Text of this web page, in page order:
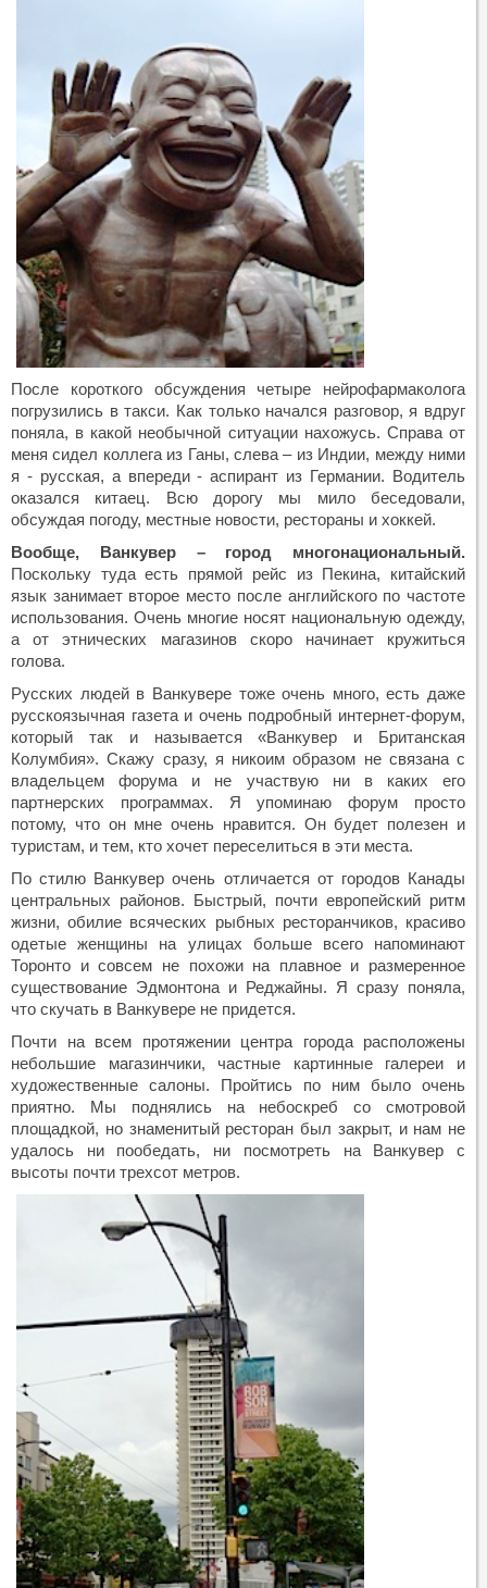
После короткого обсуждения четыре нейрофармаколога
погрузились в такси. Как только начался разговор, я вдруг
поняла, в какой необычной ситуации нахожусь. Справа от
меня сидел коллега из Ганы, слева – из Индии, между ними
я - русская, а впереди - аспирант из Германии. Водитель
оказался китаец. Всю дорогу мы мило беседовали,
обсуждая погоду, местные новости, рестораны и хоккей.
Вообще, Ванкувер – город многонациональный.
Поскольку туда есть прямой рейс из Пекина, китайский
язык занимает второе место после английского по частоте
использования. Очень многие носят национальную одежду,
а от этнических магазинов скоро начинает кружиться
голова.
Русских людей в Ванкувере тоже очень много, есть даже
русскоязычная газета и очень подробный интернет-форум,
который так и называется «Ванкувер и Британская
Колумбия». Скажу сразу, я никоим образом не связана с
владельцем форума и не участвую ни в каких его
партнерских программах. Я упоминаю форум просто
потому, что он мне очень нравится. Он будет полезен и
туристам, и тем, кто хочет переселиться в эти места.
По стилю Ванкувер очень отличается от городов Канады
центральных районов. Быстрый, почти европейский ритм
жизни, обилие всяческих рыбных ресторанчиков, красиво
одетые женщины на улицах больше всего напоминают
Торонто и совсем не похожи на плавное и размеренное
существование Эдмонтона и Реджайны. Я сразу поняла,
что скучать в Ванкувере не придется.
Почти на всем протяжении центра города расположены
небольшие магазинчики, частные картинные галереи и
художественные салоны. Пройтись по ним было очень
приятно. Мы поднялись на небоскреб со смотровой
площадкой, но знаменитый ресторан был закрыт, и нам не
удалось ни пообедать, ни посмотреть на Ванкувер с
высоты почти трехсот метров.